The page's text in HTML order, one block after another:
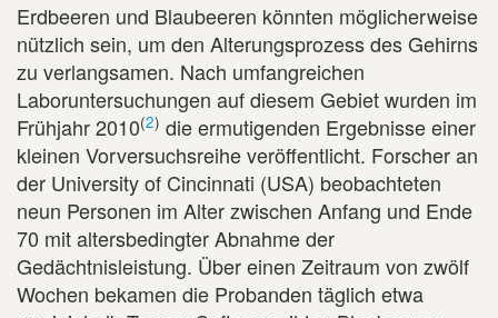
Erdbeeren und Blaubeeren könnten möglicherweise
nützlich sein, um den Alterungsprozess des Gehirns
zu verlangsamen. Nach umfangreichen
Laboruntersuchungen auf diesem Gebiet wurden im
Frühjahr 2010(2) die ermutigenden Ergebnisse einer
kleinen Vorversuchsreihe veröffentlicht. Forscher an
der University of Cincinnati (USA) beobachteten
neun Personen im Alter zwischen Anfang und Ende
70 mit altersbedingter Abnahme der
Gedächtnisleistung. Über einen Zeitraum von zwölf
Wochen bekamen die Probanden täglich etwa